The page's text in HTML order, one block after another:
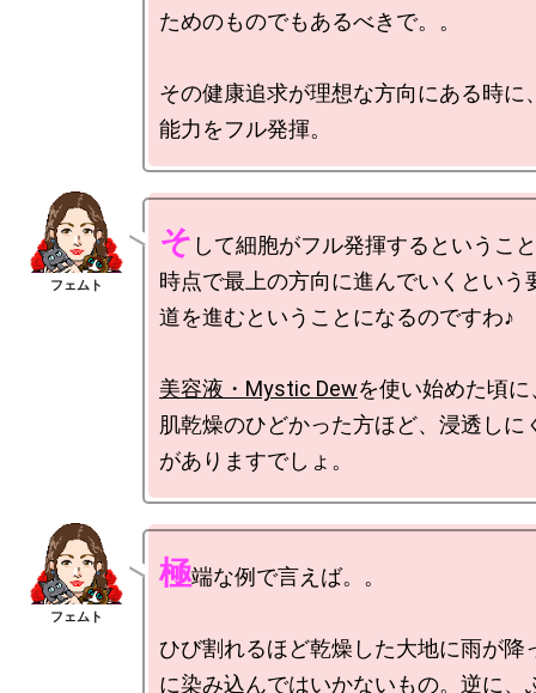
ためのものでもあるべきで。。
その健康追求が理想な方向にある時に
そ して細胞がフル発揮するというこ
時点で最上の方向に進んでいくという
道を進むということになるのですわ♪
美容液・Mystic Dewを使い始めた頃
肌乾燥のひどかった方ほど、浸透しに
極端な例で言えば。。
ひび割れるほど乾燥した大地に雨が降
に染み込んではいかないもの。逆に、